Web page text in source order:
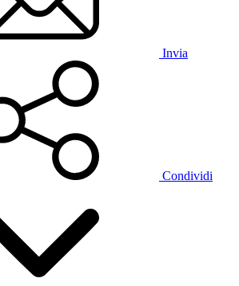
Invia
Condividi